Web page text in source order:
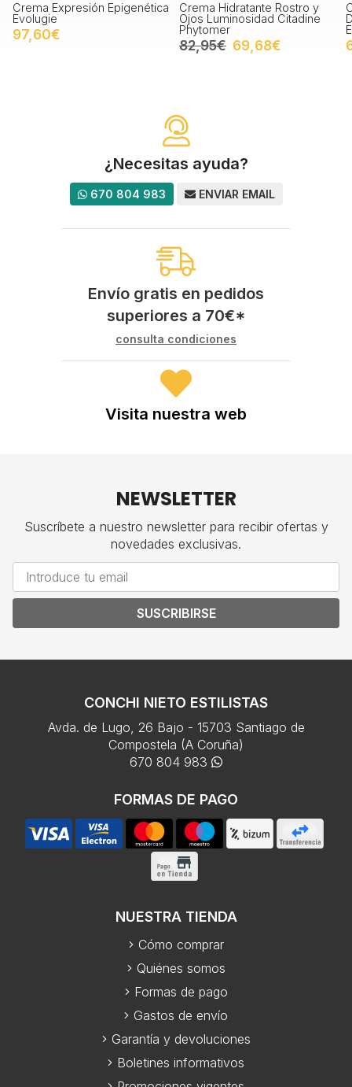
Crema Hidratante Rostro y
Ojos Luminosidad Citadine
Phytomer
Crema Piel Flacida y
Desnutrida Extreme
Evolugie
68,20€
¿Necesitas ayuda?
670 804 983 ENVIAR EMAIL
Envío gratis en pedidos
superiores a 70€*
consulta condiciones
Visita nuestra web
NEWSLETTER
Suscríbete a nuestro newsletter para recibir ofertas y
novedades exclusivas.
SUSCRIBIRSE
CONCHI NIETO ESTILISTAS
Avda. de Lugo, 26 Bajo - 15703 Santiago de
Compostela (A Coruña)
670 804 983
FORMAS DE PAGO
NUESTRA TIENDA
Cómo comprar
Quiénes somos
Formas de pago
Gastos de envío
Garantía y devoluciones
Boletines informativos